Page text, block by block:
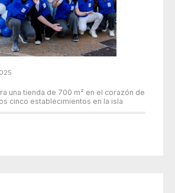
una tienda de 700 m² en el corazón de
cinco establecimientos en la isla